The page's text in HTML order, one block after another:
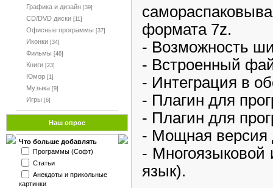
Графика и дизайн [39]
CD/DVD диски [11]
Офисные программы [37]
Иконки [34]
Фильмы [46]
Книги [23]
Юмор [1]
Музыка [9]
Игры [6]
Наш опрос
Что больше добавлять
Программы (Софт)
Статьи
Анекдоты и прикольные
картинки
формата 7z.
- Возможность
- Встроенный
- Интеграция в
- Плагин для
- Плагин для
- Мощная версия
- Многоязыковой
язык).